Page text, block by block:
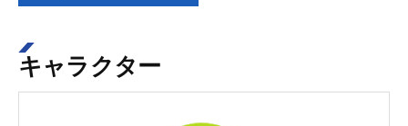
キャラクター